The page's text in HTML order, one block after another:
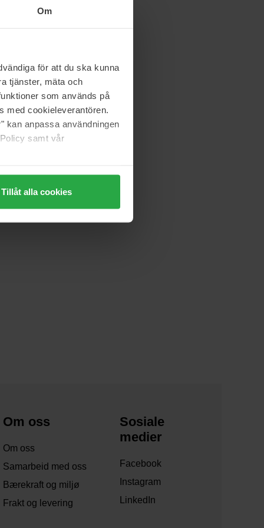
Om
för att du ska kunna
tjänster, mäta och
som används på
med cookieleverantören.
kan anpassa användningen
samt vår
Tillåt alla cookies
Om oss
Om oss
Samarbeid med oss
Bærekraft og miljø
Frakt og levering
Sosiale
medier
Facebook
Instagram
LinkedIn